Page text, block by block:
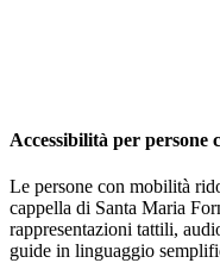
Accessibilità per persone
Le persone con mobilità
cappella di Santa Maria
rappresentazioni tattili,
guide in linguaggio